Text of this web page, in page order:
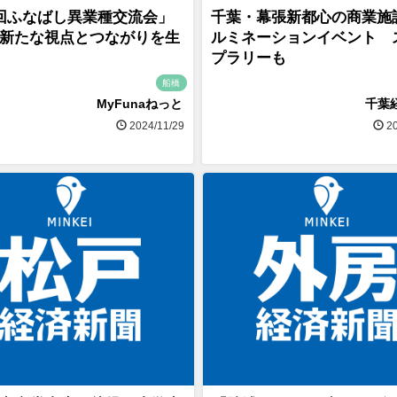
ふなばし異業種交流会」
たな視点とつながりを生
船橋
MyFunaねっと
2024/11/29
千葉・幕張新都心の商業施
ルミネーションイベント
プラリーも
千葉